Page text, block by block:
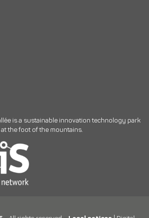
is a sustainable innovation technology park
at the foot of the mountains.